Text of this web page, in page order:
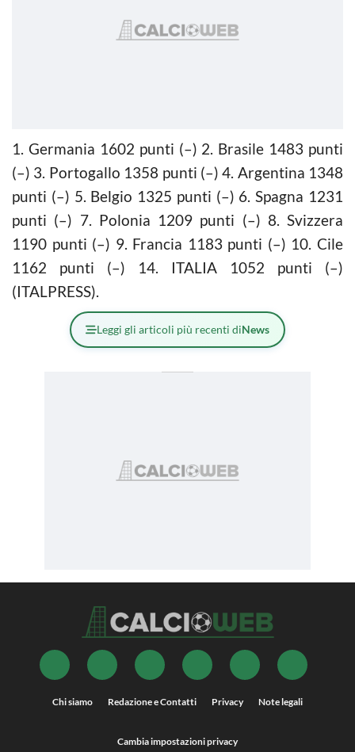
1. Germania 1602 punti (–) 2. Brasile 1483 punti
(–) 3. Portogallo 1358 punti (–) 4. Argentina 1348
punti (–) 5. Belgio 1325 punti (–) 6. Spagna 1231
punti (–) 7. Polonia 1209 punti (–) 8. Svizzera
1190 punti (–) 9. Francia 1183 punti (–) 10. Cile
1162 punti (–) 14. ITALIA 1052 punti (–)
(ITALPRESS).
Leggi gli articoli più recenti diNews
Chi siamo Redazione e Contatti Privacy Note legali
Cambia impostazioni privacy